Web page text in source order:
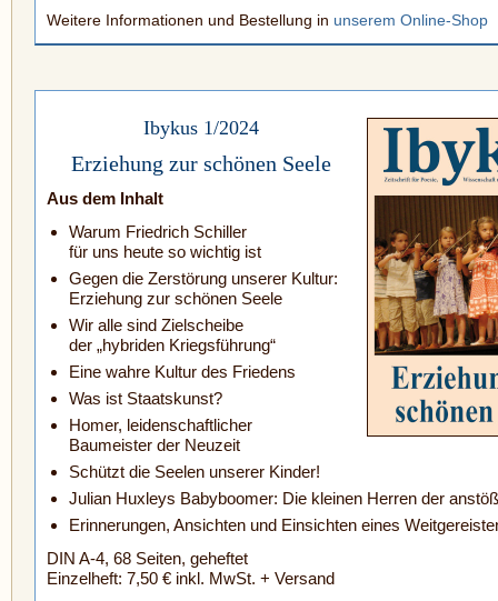
Weitere Informationen und Bestellung in unserem Online-Shop
Ibykus 1/2024
Erziehung zur schönen Seele
Aus dem Inhalt
Warum Friedrich Schiller
für uns heute so wichtig ist
Gegen die Zerstörung unserer Kultur:
Erziehung zur schönen Seele
Wir alle sind Zielscheibe
der „hybriden Kriegsführung“
Eine wahre Kultur des Friedens
Was ist Staatskunst?
Homer, leidenschaftlicher
Baumeister der Neuzeit
Schützt die Seelen unserer Kinder!
Julian Huxleys Babyboomer: Die kleinen Herren der
Erinnerungen, Ansichten und Einsichten eines
DIN A-4, 68 Seiten, geheftet
Einzelheft: 7,50 € inkl. MwSt. + Versand